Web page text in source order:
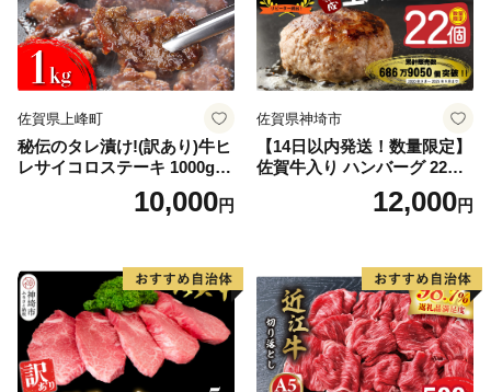
佐賀県上峰町
秘伝のタレ漬け!(訳あり)牛ヒ
レサイコロステーキ 1000g
10,000円
佐賀県神埼市
【14日以内発送！数量限定】
佐賀牛入り ハンバーグ 22個
2.6kg(120g×22個)【佐賀牛
黒毛和牛 ブランド牛 九州 ハ
気】(H083106)
12,000円